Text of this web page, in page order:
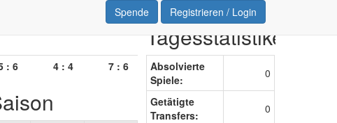
Spende Registrieren / Login
6 4 : 4 7 : 6 1 : 3 6 : 2
Tagesstatistiken
Absolvierte
Spiele:
0
Getätigte
Transfers:
0